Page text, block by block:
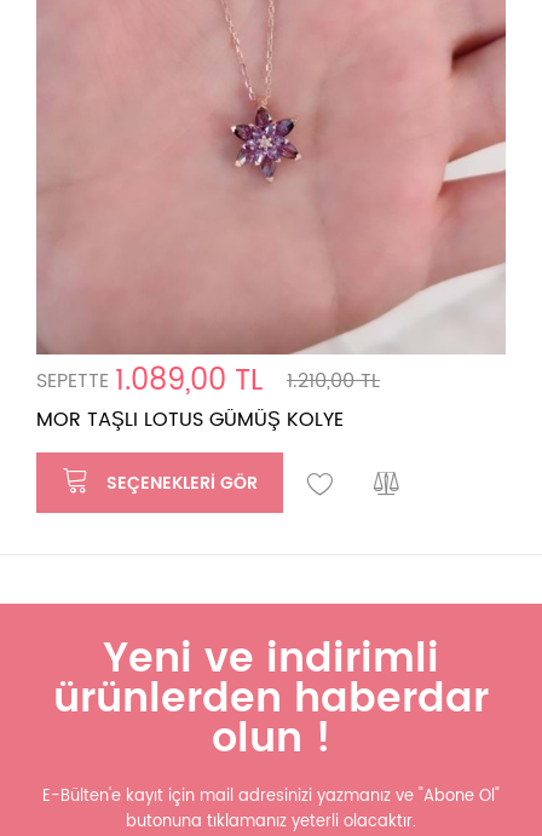
SEPETTE 1.089,00 TL
1.210,00 TL
MOR TAŞLI LOTUS GÜMÜŞ KOLYE
SEÇENEKLERI GÖR
Yeni ve indirimli
ürünlerden haberdar
olun !
E-Bülten'e kayıt için mail adresinizi yazmanız ve "Abone Ol"
butonuna tıklamanız yeterli olacaktır.